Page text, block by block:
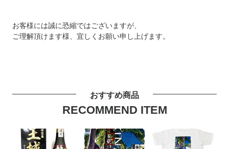
お客様には誠に恐縮ではございますが、
ご理解頂けます様、宜しくお願い申し上げます。
おすすめ商品
RECOMMEND ITEM